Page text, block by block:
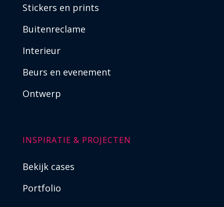
Stickers en prints
Buitenreclame
Interieur
Beurs en evenement
Ontwerp
INSPIRATIE & PROJECTEN
Bekijk cases
Portfolio